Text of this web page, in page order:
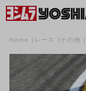
Home レース その他